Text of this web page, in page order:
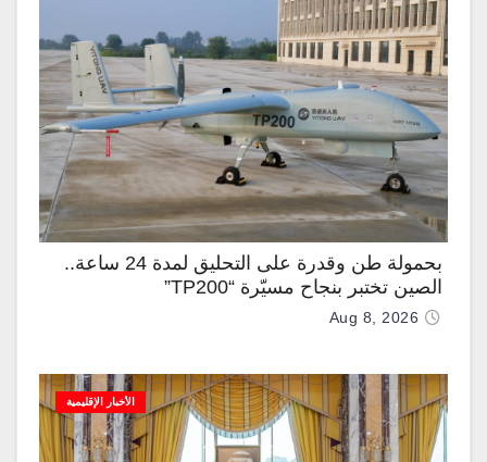
بحمولة طن وقدرة على التحليق لمدة 24 ساعة..
الصين تختبر بنجاح مسيّرة “TP200”
Aug 8, 2026
الأخبار الإقليمية